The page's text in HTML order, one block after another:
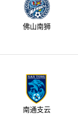
佛山南狮
南通支云